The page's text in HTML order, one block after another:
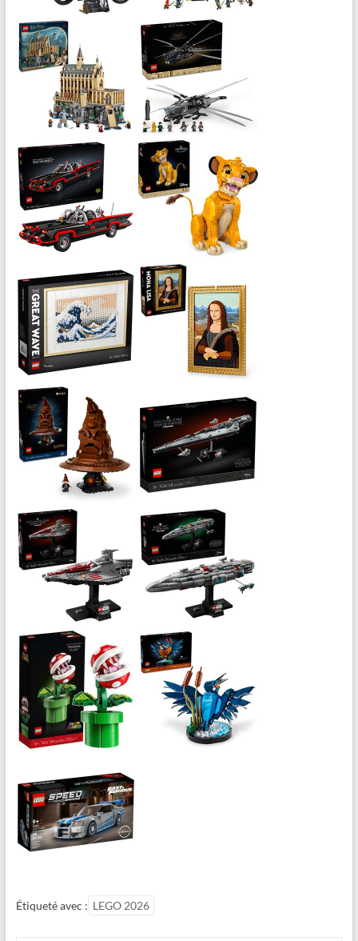
Étiqueté avec : LEGO 2026